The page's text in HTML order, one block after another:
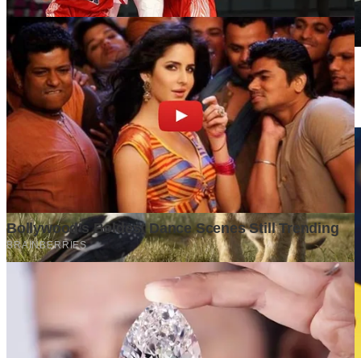
Di Balik Kenaikan Harga Tanah, Apa yang Sebenarnya
Mendorong Nilainya Terus Melambung?
3 days ago